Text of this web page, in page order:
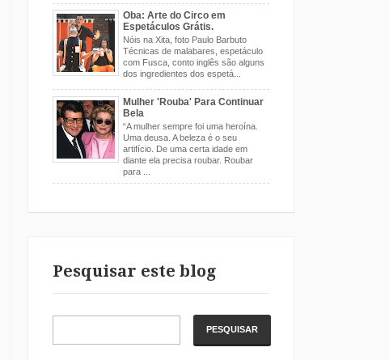
Oba: Arte do Circo em
Espetáculos Grátis.
Nóis na Xita, foto Paulo Barbuto
Técnicas de malabares, espetáculo
com Fusca, conto inglês são alguns
dos ingredientes dos espetá...
Mulher 'Rouba' Para Continuar
Bela
“A mulher sempre foi uma heroína.
Uma deusa. A beleza é o seu
artifício. De uma certa idade em
diante ela precisa roubar. Roubar
para ...
Pesquisar este blog